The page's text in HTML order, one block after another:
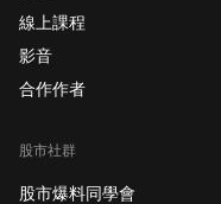
線上課程
影音
合作作者
股市社群
股市爆料同學會